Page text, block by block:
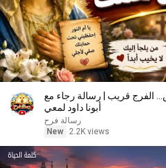
الفرج قريب | رسالة رجاء مع
أبونا داود لمعي
رسالة فرح
New
2.2K views